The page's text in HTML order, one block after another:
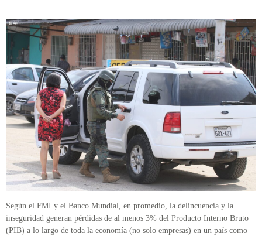
Según el FMI y el Banco Mundial, en promedio, la delincuencia y la
inseguridad generan pérdidas de al menos 3% del Producto Interno Bruto
(PIB) a lo largo de toda la economía (no solo empresas) en un país como